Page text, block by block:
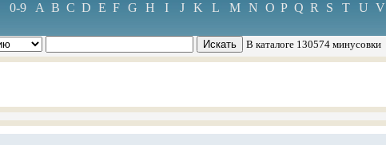
0-9 A B C D E F G H I J K L M N O P Q R S T U V
В каталоге 130574 минусовки